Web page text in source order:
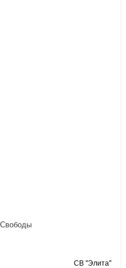
СВ "Элита"